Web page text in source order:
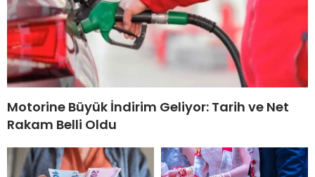
Motorine Büyük İndirim Geliyor: Tarih ve Net
Rakam Belli Oldu